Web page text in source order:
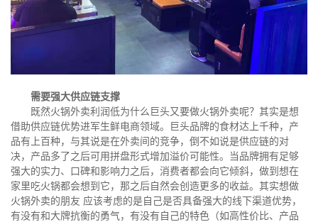
需要强大供应链支撑
既然火锅外卖利润低为什么巨头又要做火锅外卖呢？其实是想
借助供应链优势进军生鲜电商领域。巨头品牌的食材达上千种，产
品有上百种，与其说是在外卖间的竞争，倒不如说是供应链的对
决，产品多了之后可用拼盘形式增加溢价可能性。当品牌拥有足够
强大的实力、口碑和影响力之后，消费者都会向它倾斜，做到想在
家里吃火锅都会想到它，那之后自然会创造更多的收益。其实想做
火锅外卖的朋友 应该考虑的是自己是否具备强大的线下渠道优势，
有没有和大牌抗衡的勇气，有没有自己的特色（如高性价比、产品